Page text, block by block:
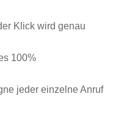
Klick wird genau
100%
jeder einzelne Anruf